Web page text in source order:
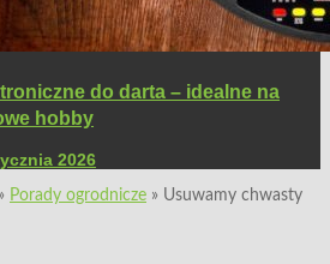
do darta – idealne na
hobby
2026
» Porady ogrodnicze » Usuwamy chwasty